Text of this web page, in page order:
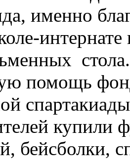
именно
интернате
помощь
купили
бейсболки,